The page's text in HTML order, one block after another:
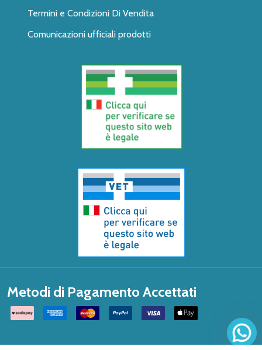
Termini e Condizioni Di Vendita
Comunicazioni ufficiali prodotti
Metodi di Pagamento Accettati